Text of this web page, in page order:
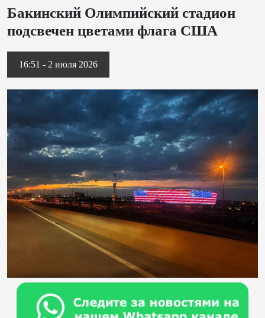
Бакинский Олимпийский стадион
подсвечен цветами флага США
16:51 - 2 июля 2026